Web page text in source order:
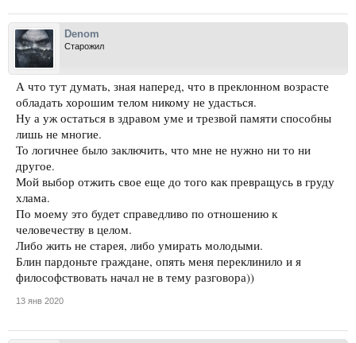
Denom
Старожил
А что тут думать, зная наперед, что в преклонном возрасте
обладать хорошим телом никому не удасться.
Ну а уж остаться в здравом уме и трезвой памяти способны
лишь не многие.
То логичнее было заключить, что мне не нужно ни то ни
другое.
Мой выбор отжить свое еще до того как превращусь в груду
хлама.
По моему это будет справедливо по отношению к
человечеству в целом.
Либо жить не старея, либо умирать молодыми.
Блин пардоньте граждане, опять меня переклинило и я
философствовать начал не в тему разговора))
13 янв 2020